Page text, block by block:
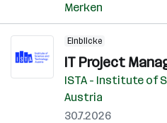
Merken
Einblicke
IT Project
ISTA - Institute of
Austria
30.7.2026